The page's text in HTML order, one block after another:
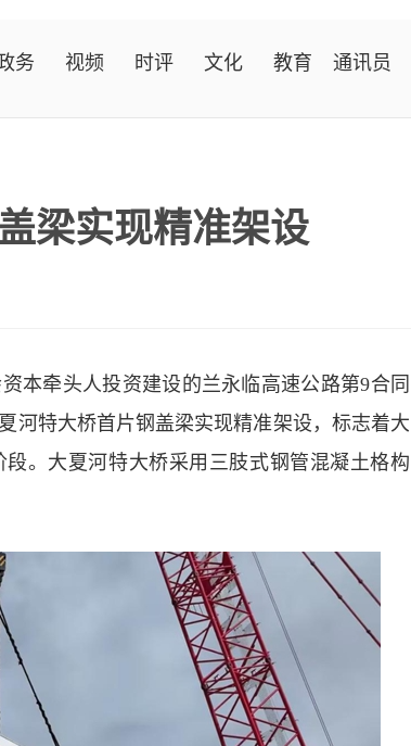
务 视频 时评 文化 教育 通讯员
梁实现精准架设
牵头人投资建设的兰永临高速公路第9合同
河特大桥首片钢盖梁实现精准架设，标志着大
。大夏河特大桥采用三肢式钢管混凝土格构